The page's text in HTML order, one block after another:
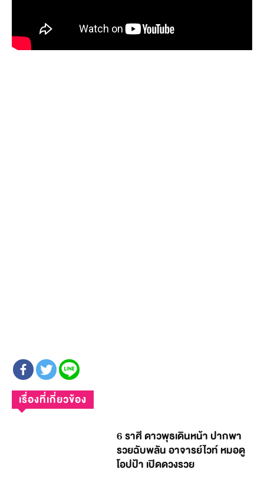
เรื่องที่เกี่ยวข้อง
6 ราศี ดาวพุธเดินหน้า ปากพา
รวยฉับพลัน อาจารย์ไวท์ หมอดู
โอปป้า เปิดดวงรวย